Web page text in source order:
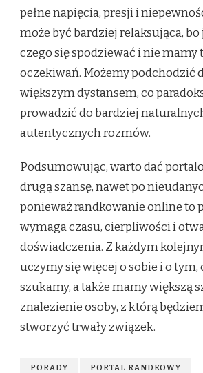
pełne napięcia, presji i
może być bardziej relaksująca, bo
czego się spodziewać i nie
oczekiwań. Możemy podchodzić
większym dystansem, co
prowadzić do bardziej
autentycznych rozmów.
Podsumowując, warto dać
drugą szansę, nawet po
ponieważ randkowanie online to
wymaga czasu, cierpliwości i
doświadczenia. Z każdym
uczymy się więcej o sobie i o tym,
szukamy, a także mamy większą
znalezienie osoby, z którą
stworzyć trwały związek.
PORADY PORTAL RANDKOWY